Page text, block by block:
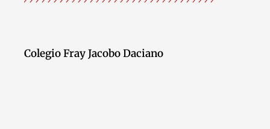
Colegio Fray Jacobo Daciano